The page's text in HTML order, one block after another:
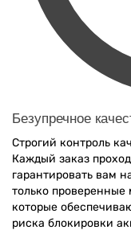
Безупречное
Строгий контроль
Каждый заказ
гарантировать вам
только проверенные
которые
риска блокировки